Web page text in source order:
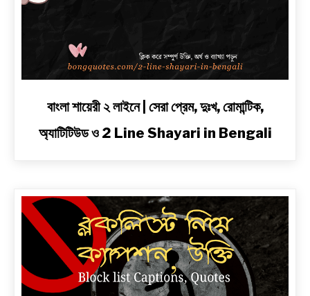
|
সেরা
প্রেম,
রোমান্টিক,
অ্যাটিটিউড
বাংলা শায়েরী ২ লাইনে | সেরা প্রেম, দুঃখ, রোমান্টিক,
অ্যাটিটিউড ও 2 Line Shayari in Bengali